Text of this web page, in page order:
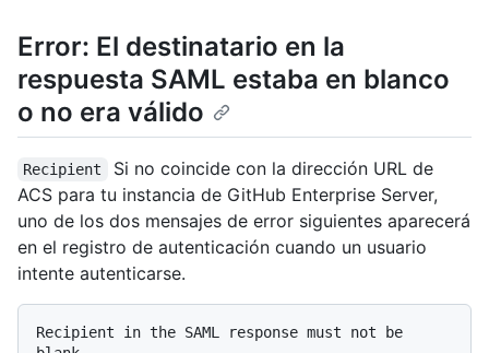
Error: El destinatario en la
respuesta SAML estaba en blanco
o no era válido
Recipient
Si no coincide con la dirección URL de
ACS para tu instancia de GitHub Enterprise Server,
uno de los dos mensajes de error siguientes aparecerá
en el registro de autenticación cuando un usuario
intente autenticarse.
Recipient in the SAML response must not be